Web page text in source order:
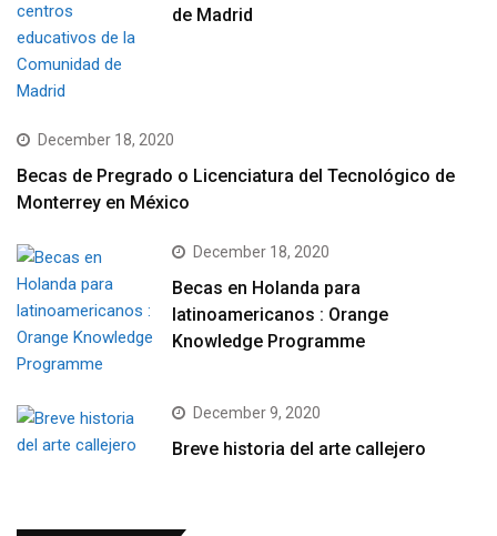
de Madrid
December 18, 2020
Becas de Pregrado o Licenciatura del Tecnológico de
Monterrey en México
December 18, 2020
Becas en Holanda para
latinoamericanos : Orange
Knowledge Programme
December 9, 2020
Breve historia del arte callejero